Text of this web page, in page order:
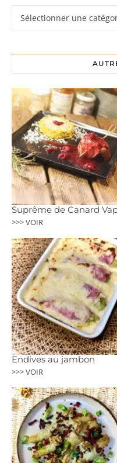
Suprême de Canard
>>> VOIR
Endives au jambon
>>> VOIR